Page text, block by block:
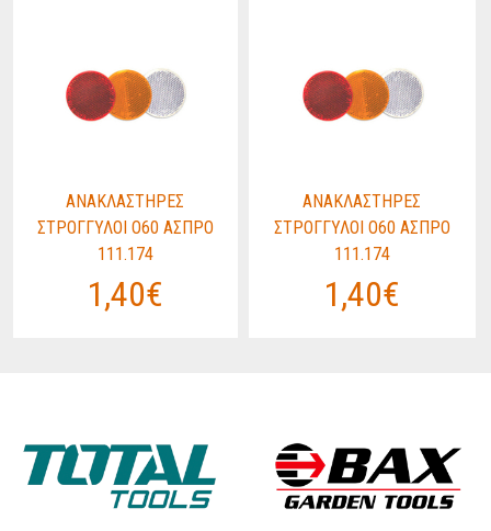
ΑΝΑΚΛΑΣΤΗΡΕΣ
ΣΤΡΟΓΓΥΛΟΙ O60 ΑΣΠΡΟ
111.174
1,40€
ΑΝΑΚΛΑΣΤΗΡΕΣ
ΣΤΡΟΓΓΥΛΟΙ O60 ΑΣΠΡΟ
111.174
1,40€